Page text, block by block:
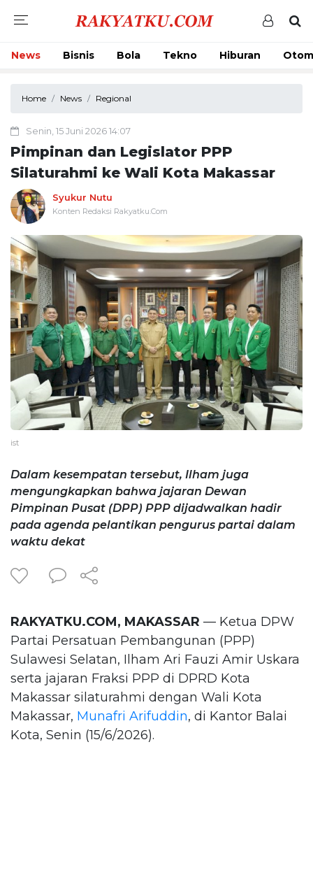
News Bisnis Bola Tekno Hiburan
Home News Regional
Senin, 15 Juni 2026 14:07
Pimpinan dan Legislator PPP
Silaturahmi ke Wali Kota Makassar
Syukur Nutu
Konten Redaksi Rakyatku.Com
ist
Dalam kesempatan tersebut, Ilham juga
mengungkapkan bahwa jajaran Dewan
Pimpinan Pusat (DPP) PPP dijadwalkan hadir
pada agenda pelantikan pengurus partai dalam
waktu dekat
RAKYATKU.COM, MAKASSAR — Ketua DPW
Partai Persatuan Pembangunan (PPP)
Sulawesi Selatan, Ilham Ari Fauzi Amir Uskara
serta jajaran Fraksi PPP di DPRD Kota
Makassar silaturahmi dengan Wali Kota
Makassar, Munafri Arifuddin, di Kantor Balai
Kota, Senin (15/6/2026).